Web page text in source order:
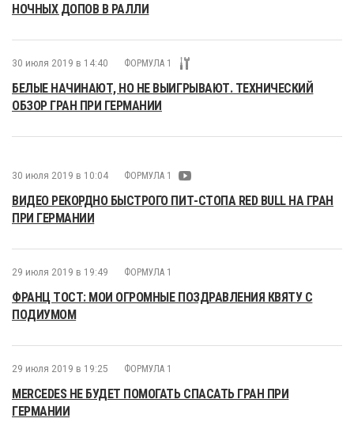
НОЧНЫХ ДОПОВ В РАЛЛИ
30 июля 2019 в 14:40 ФОРМУЛА 1
БЕЛЫЕ НАЧИНАЮТ, НО НЕ ВЫИГРЫВАЮТ. ТЕХНИЧЕСКИЙ
ОБЗОР ГРАН ПРИ ГЕРМАНИИ
30 июля 2019 в 10:04 ФОРМУЛА 1
ВИДЕО РЕКОРДНО БЫСТРОГО ПИТ-СТОПА RED BULL НА ГРАН
ПРИ ГЕРМАНИИ
29 июля 2019 в 19:49 ФОРМУЛА 1
ФРАНЦ ТОСТ: МОИ ОГРОМНЫЕ ПОЗДРАВЛЕНИЯ КВЯТУ С
ПОДИУМОМ
29 июля 2019 в 19:25 ФОРМУЛА 1
MERCEDES НЕ БУДЕТ ПОМОГАТЬ СПАСАТЬ ГРАН ПРИ
ГЕРМАНИИ